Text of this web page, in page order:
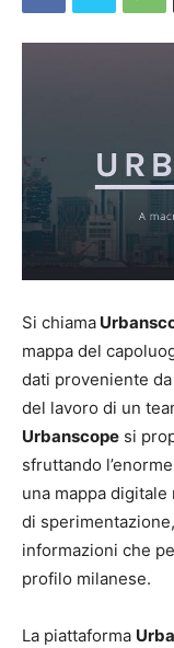
Si chiama
mappa del
dati proveniente
del lavoro di un
Urbanscope si
sfruttando
una mappa
di
informazioni che
profilo milanese.
La piattaforma